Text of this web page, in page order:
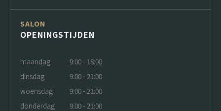
SALON
OPENINGSTIJDEN
maandag
9:00 - 18:00
dinsdag
9:00 - 21:00
woensdag
9:00 - 21:00
donderdag
9:00 - 21:00